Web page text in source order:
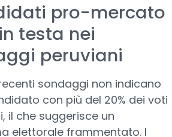
pro-mercato
testa nei
peruviani
sondaggi non indicano
con più del 20% dei voti
il che suggerisce un
elettorale frammentato. I